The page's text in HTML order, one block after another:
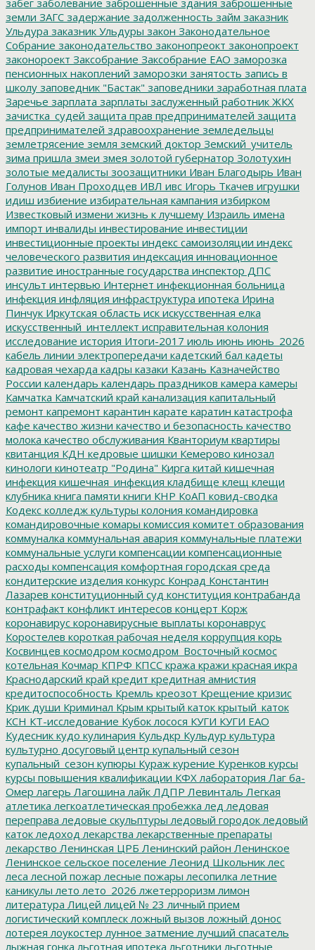
земли ЗАГС задержание задолженность займ заказник
Ульдура заказник Ульдуры закон Законодательное
Собрание законодательство законопреокт законопроект
законороект Заксобрание Заксобрание ЕАО заморозка
пенсионных накоплений заморозки занятость запись в
школу заповедник "Бастак" заповедники заработная плата
Заречье зарплата зарплаты заслуженный работник ЖКХ
зачистка_судей защита прав предпринимателей защита
предпринимателей здравоохранение земледельцы
землетрясение земля земский доктор Земский_учитель
зима пришла змеи змея золотой губернатор Золотухин
золотые медалисты зоозащитники Иван Благодырь Иван
Голунов Иван Проходцев ИВЛ ивс Игорь Ткачев игрушки
идиш избиение избирательная кампания избирком
Известковый измени жизнь к лучшему Израиль имена
импорт инвалиды инвестирование инвестиции
инвестиционные проекты индекс самоизоляции индекс
человеческого развития индексация инновационное
развитие иностранные государства инспектор ДПС
инсульт интервью Интернет инфекционная больница
инфекция инфляция инфраструктура ипотека Ирина
Пинчук Иркутская область иск искусственная елка
искусственный_интеллект исправительная колония
исследование история Итоги-2017 июль июнь июнь_2026
кабель линии электропередачи кадетский бал кадеты
кадровая чехарда кадры казаки Казань Казначейство
России календарь календарь праздников камера камеры
Камчатка Камчатский край канализация капитальный
ремонт капремонт карантин карате каратин катастрофа
кафе качество жизни качество и безопасность качество
молока качество обслуживания Кванториум квартиры
квитанция КДН кедровые шишки Кемерово кинозал
кинологи кинотеатр "Родина" Кирга китай кишечная
инфекция кишечная_инфекция кладбище клещ клещи
клубника книга памяти книги КНР КоАП ковид-сводка
Кодекс колледж культуры колония командировка
командировочные комары комиссия комитет образования
коммуналка коммунальная авария коммунальные платежи
коммунальные услуги компенсации компенсационные
расходы компенсация комфортная городская среда
кондитерские изделия конкурс Конрад Константин
Лазарев конституционный суд конституция контрабанда
контрафакт конфликт интересов концерт Корж
коронавирус коронавирусные выплаты коронаврус
Коростелев короткая рабочая неделя коррупция корь
Косвинцев космодром космодром_Восточный космос
котельная Кочмар КПРФ КПСС кража кражи красная икра
Краснодарский край кредит кредитная амнистия
кредитоспособность Кремль креозот Крещение кризис
Крик души Криминал Крым крытый каток крытый_каток
КСН КТ-исследование Кубок лосося КУГИ КУГИ ЕАО
Кудесник кудо кулинария Кульдкр Кульдур культура
культурно досуговый центр купальный сезон
купальный_сезон купюры Кураж курение Куренков курсы
курсы повышения квалификации КФХ лаборатория Лаг ба-
Омер лагерь Лагошина лайк ЛДПР Левинталь Легкая
атлетика легкоатлетическая пробежка лед ледовая
переправа ледовые скульптуры ледовый городок ледовый
каток ледоход лекарства лекарственные препараты
лекарство Ленинская ЦРБ Ленинский район Ленинское
Ленинское сельское поселение Леонид Школьник лес
леса лесной пожар лесные пожары лесопилка летние
каникулы лето лето_2026 лжетерроризм лимон
литература Лицей лицей № 23 личный прием
логистический комплеск ложный вызов ложный донос
лотерея лоукостер лунное затмение лучший спасатель
лыжная гонка льготная ипотека льготники льготные